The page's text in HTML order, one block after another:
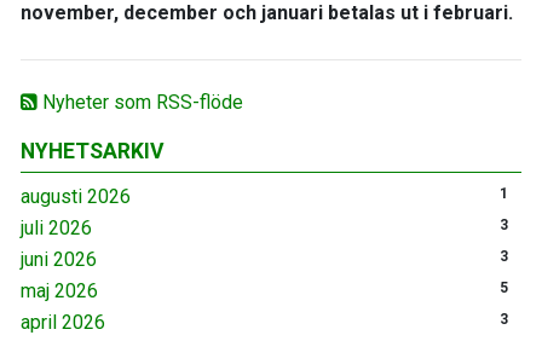
Nyheter som RSS-flöde
NYHETSARKIV
augusti 2026 1
juli 2026 3
juni 2026 3
maj 2026 5
april 2026 3
november, december och januari betalas ut i februari.